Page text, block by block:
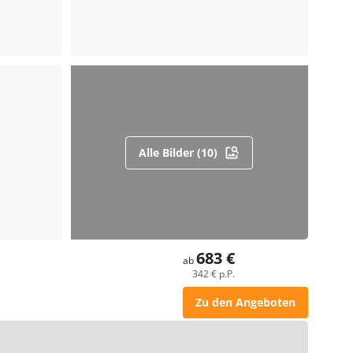
Alle Bilder (10)
ab683 €
342 € p.P.
Zu den Angeboten